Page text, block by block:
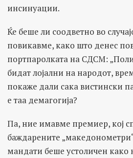
инсинуации.
Ќе беше ли соодветно во
повикавме, како што денес
портпаролката на СДСМ:
бидат лојални на народот,
покаже дали сака вистински
е таа демагогија?
Па, ние имавме премиер, кој
баждарените
мандати беше устоличен како